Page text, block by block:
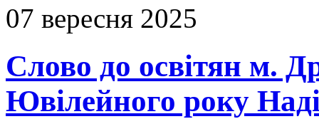
07 вересня 2025
Слово до освітян м.
Ювілейного року